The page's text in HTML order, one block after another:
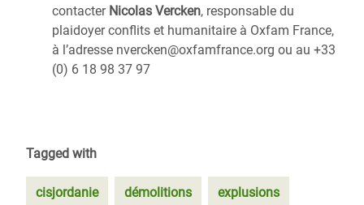
contacter Nicolas Vercken, responsable du
plaidoyer conflits et humanitaire à Oxfam France,
à l’adresse nvercken@oxfamfrance.org ou au +33
(0) 6 18 98 37 97
Tagged with
cisjordanie démolitions explusions